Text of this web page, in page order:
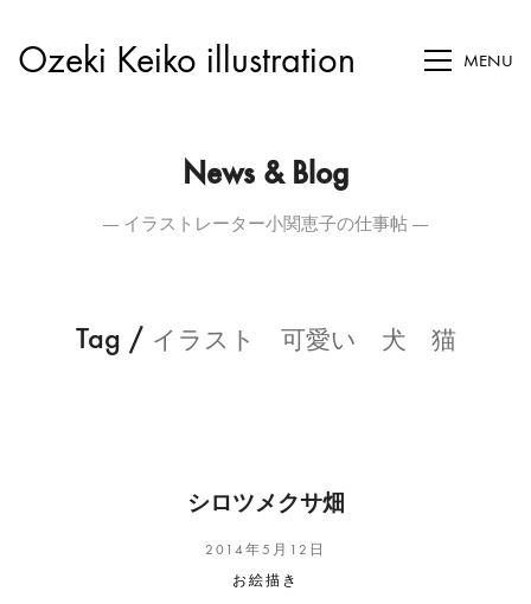
Ozeki Keiko illustration MENU
News & Blog
― イラストレーター小関恵子の仕事帖 ―
Tag / イラスト 可愛い 犬 猫
シロツメクサ畑
2014年5月12日
お絵描き